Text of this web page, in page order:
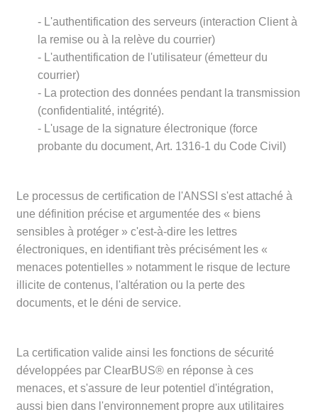
- L'authentification des serveurs (interaction Client à
la remise ou à la relève du courrier)
- L'authentification de l'utilisateur (émetteur du
courrier)
- La protection des données pendant la transmission
(confidentialité, intégrité).
- L'usage de la signature électronique (force
probante du document, Art. 1316-1 du Code Civil)
Le processus de certification de l'ANSSI s'est attaché à
une définition précise et argumentée des « biens
sensibles à protéger » c'est-à-dire les lettres
électroniques, en identifiant très précisément les «
menaces potentielles » notamment le risque de lecture
illicite de contenus, l'altération ou la perte des
documents, et le déni de service.
La certification valide ainsi les fonctions de sécurité
développées par ClearBUS® en réponse à ces
menaces, et s'assure de leur potentiel d'intégration,
aussi bien dans l'environnement propre aux utilitaires